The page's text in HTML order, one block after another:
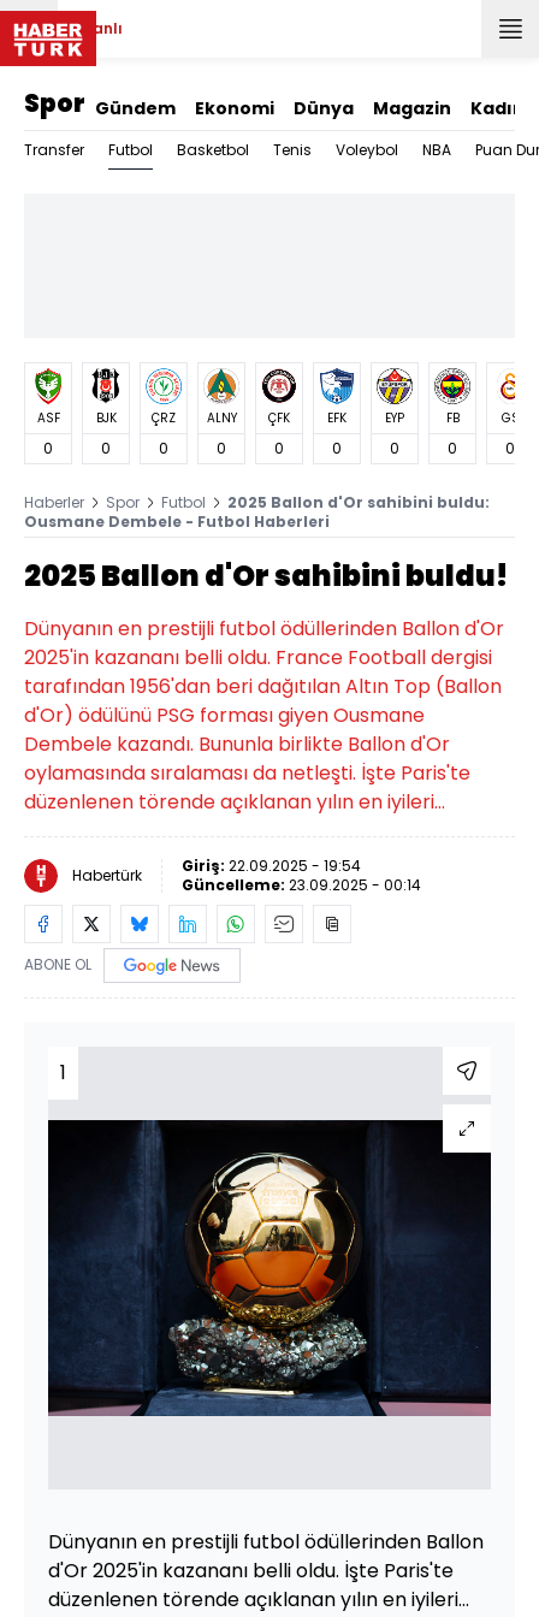
Canlı
Spor Gündem Ekonomi Dünya Magazin Kadın
Transfer Futbol Basketbol Tenis Voleybol NBA Puan
ASF
0
BJK
0
ÇRZ
0
ALNY
0
ÇFK
0
EFK
0
EYP
0
FB
0
GS
0
Haberler Spor Futbol
2025 Ballon d'Or sahibini buldu:
Ousmane Dembele - Futbol Haberleri
2025 Ballon d'Or sahibini buldu!
Dünyanın en prestijli futbol ödüllerinden Ballon d'Or
2025'in kazananı belli oldu. France Football dergisi
tarafından 1956'dan beri dağıtılan Altın Top (Ballon
d'Or) ödülünü PSG forması giyen Ousmane
Dembele kazandı. Bununla birlikte Ballon d'Or
oylamasında sıralaması da netleşti. İşte Paris'te
düzenlenen törende açıklanan yılın en iyileri...
Habertürk Giriş: 22.09.2025 - 19:54
Güncelleme: 23.09.2025 - 00:14
ABONE OL
1
Dünyanın en prestijli futbol ödüllerinden Ballon
d'Or 2025'in kazananı belli oldu. İşte Paris'te
düzenlenen törende açıklanan yılın en iyileri...